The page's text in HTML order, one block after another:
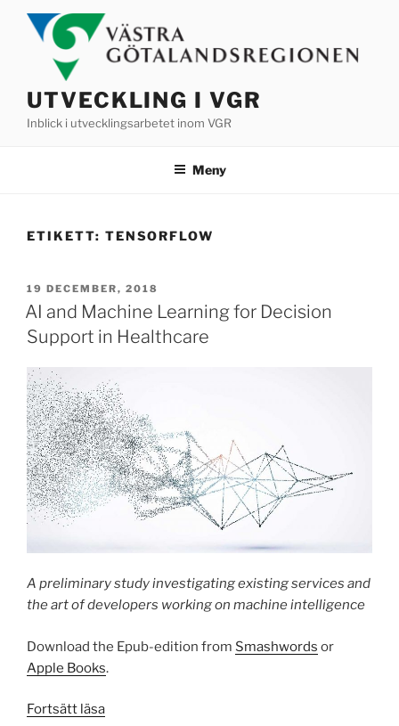
Hoppa
UTVECKLING I VGR
Inblick i utvecklingsarbetet inom VGR
Meny
ETIKETT: TENSORFLOW
PUBLICERAT
19 DECEMBER, 2018
AI and Machine Learning for Decision
Support in Healthcare
A preliminary study investigating existing services and
the art of developers working on machine intelligence
Download the Epub-edition from Smashwords or
Apple Books.
Fortsätt läsa”AI